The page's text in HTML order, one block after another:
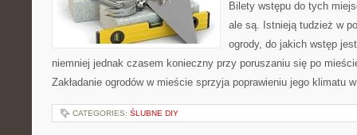
Bilety wstępu do tych
ale są. Istnieją tudzież w
ogrody, do jakich wstęp
niemniej jednak czasem konieczny przy poruszaniu się po
Zakładanie ogrodów w mieście sprzyja poprawieniu jego klimatu
CATEGORIES: ŚLUBNE DIY